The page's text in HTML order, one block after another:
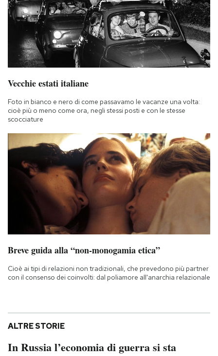
Vecchie estati italiane
Foto in bianco e nero di come passavamo le vacanze una volta:
cioè più o meno come ora, negli stessi posti e con le stesse
scocciature
Breve guida alla “non-monogamia etica”
Cioè ai tipi di relazioni non tradizionali, che prevedono più partner
con il consenso dei coinvolti: dal poliamore all'anarchia relazionale
ALTRE STORIE
In Russia l’economia di guerra si sta